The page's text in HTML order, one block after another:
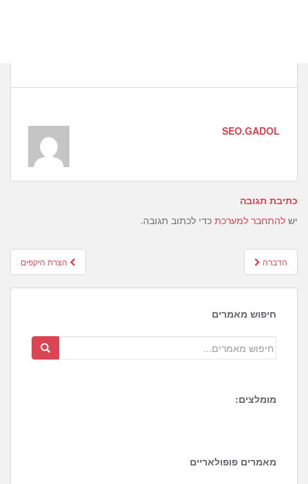
SEO.GADOL
כתיבת תגובה
יש להתחבר למערכת כדי לכתוב תגובה.
Post
navigation
הצרת היקפים הדברה
חיפוש מאמרים
מומלצים:
3
מאמרים פופולאריים